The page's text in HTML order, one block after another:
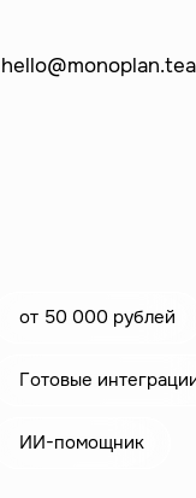
от 50 000 рублей
Готовые
ИИ-помощник